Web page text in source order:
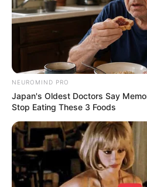
NEUROMIND PRO
Japan's Oldest Doctors Say
Stop Eating These 3 Foods